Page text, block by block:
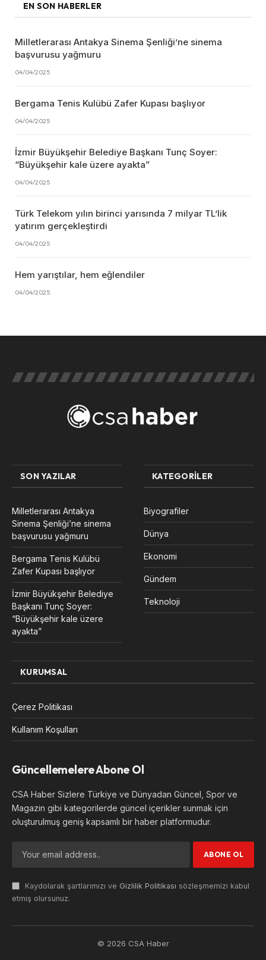
EN SON HABERLER
Milletlerarası Antakya Sinema Şenliği’ne sinema
başvurusu yağmuru
04/04/2025
Bergama Tenis Kulübü Zafer Kupası başlıyor
04/04/2025
İzmir Büyükşehir Belediye Başkanı Tunç Soyer:
“Büyükşehir kale üzere ayakta”
04/04/2025
Türk Telekom yılın birinci yarısında 7 milyar TL’lik
yatırım gerçekleştirdi
04/04/2025
Hem yarıştılar, hem eğlendiler
04/04/2025
SON YAZILAR
Milletlerarası Antakya
Sinema Şenliği’ne sinema
başvurusu yağmuru
Bergama Tenis Kulübü
Zafer Kupası başlıyor
İzmir Büyükşehir Belediye
Başkanı Tunç Soyer:
“Büyükşehir kale üzere
ayakta”
KATEGORILER
Biyografiler
Dünya
Ekonomi
Gündem
Teknoloji
KURUMSAL
Çerez Politikası
Kullanım Koşulları
Güncellemelere Abone Ol
CSA Haber Sizlere Türkiye ve Dünyadan Güncel, Spor ve
Magazin gibi kategorilerde güncel içerikler sunmak için
oluşturulmuş geniş kapsamlı bir haber platformudur.
Kaydolarak şartlarımızı ve Gizlilik Politikası sözleşmemizi kabul
etmiş olursunuz.
© 2026 CSA Haber